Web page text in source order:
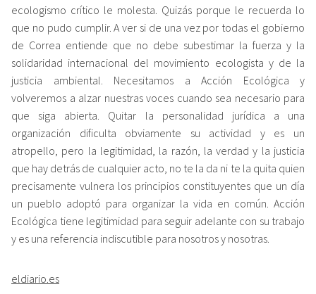
ecologismo crítico le molesta. Quizás porque le recuerda lo
que no pudo cumplir. A ver si de una vez por todas el gobierno
de Correa entiende que no debe subestimar la fuerza y la
solidaridad internacional del movimiento ecologista y de la
justicia ambiental. Necesitamos a Acción Ecológica y
volveremos a alzar nuestras voces cuando sea necesario para
que siga abierta. Quitar la personalidad jurídica a una
organización dificulta obviamente su actividad y es un
atropello, pero la legitimidad, la razón, la verdad y la justicia
que hay detrás de cualquier acto, no te la da ni te la quita quien
precisamente vulnera los principios constituyentes que un día
un pueblo adoptó para organizar la vida en común. Acción
Ecológica tiene legitimidad para seguir adelante con su trabajo
y es una referencia indiscutible para nosotros y nosotras.
eldiario.es